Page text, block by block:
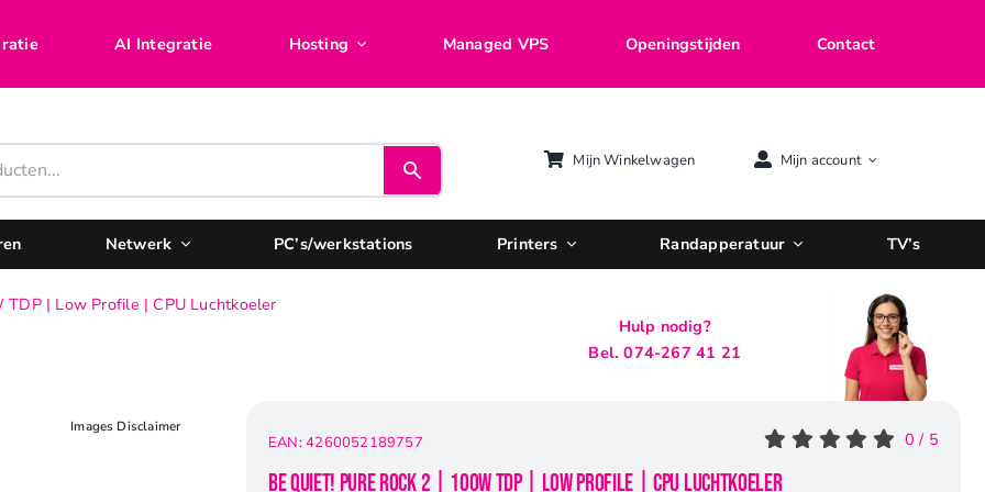
AI Integratie Hosting Managed VPS Openingstijden Contact
Mijn Winkelwagen Mijn account
Netwerk PC’s/werkstations Printers Randapperatuur TV’s
| Low Profile | CPU Luchtkoeler
Hulp nodig?
Bel. 074-267 41 21
Images Disclaimer
0 / 5
EAN:4260052189757
be quiet! Pure Rock 2 | 100W TDP | Low Profile | CPU Luchtkoeler